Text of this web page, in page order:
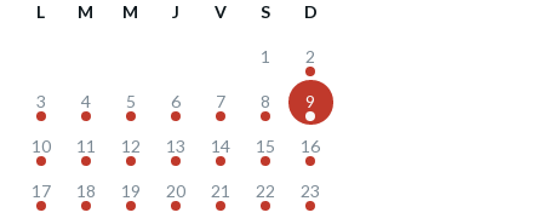
L M M J V S D
1 2
3 4 5 6 7 8 9
10 11 12 13 14 15 16
17 18 19 20 21 22 23